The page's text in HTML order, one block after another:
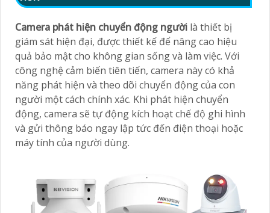
Camera phát hiện chuyển động người là thiết bị
giám sát hiện đại, được thiết kế để nâng cao hiệu
quả bảo mật cho không gian sống và làm việc. Với
công nghệ cảm biến tiên tiến, camera này có khả
năng phát hiện và theo dõi chuyển động của con
người một cách chính xác. Khi phát hiện chuyển
động, camera sẽ tự động kích hoạt chế độ ghi hình
và gửi thông báo ngay lập tức đến điện thoại hoặc
máy tính của người dùng.